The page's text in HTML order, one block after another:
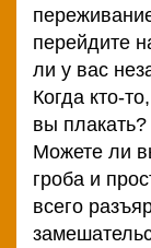
перейдите
ли у вас
Когда кто-
вы
Можете ли
гроба и
всего